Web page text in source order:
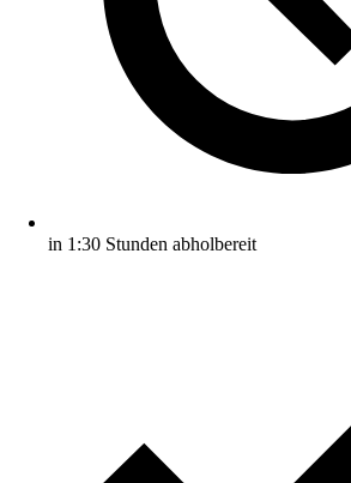
in 1:30 Stunden abholbereit